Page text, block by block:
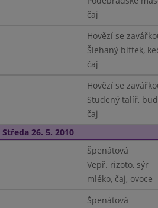
čaj
Hovězí se
Šlehaný biftek,
čaj
Hovězí se
Studený talíř,
čaj
Středa 26. 5. 2010
Špenátová
Vepř. rizoto, sýr
mléko, čaj, ovoce
Špenátová